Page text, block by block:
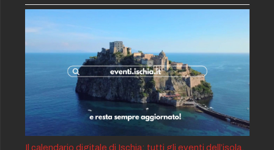
Il calendario digitale di Ischia: tutti gli eventi dell’isola,